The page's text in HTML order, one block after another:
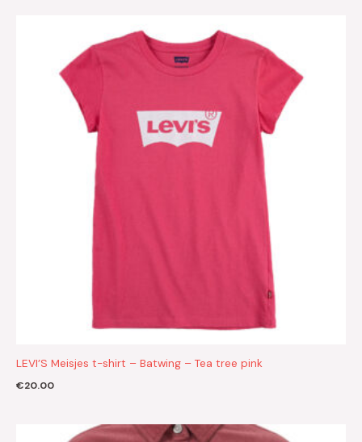
LEVI’S Meisjes t-shirt – Batwing – Tea tree pink
€20.00